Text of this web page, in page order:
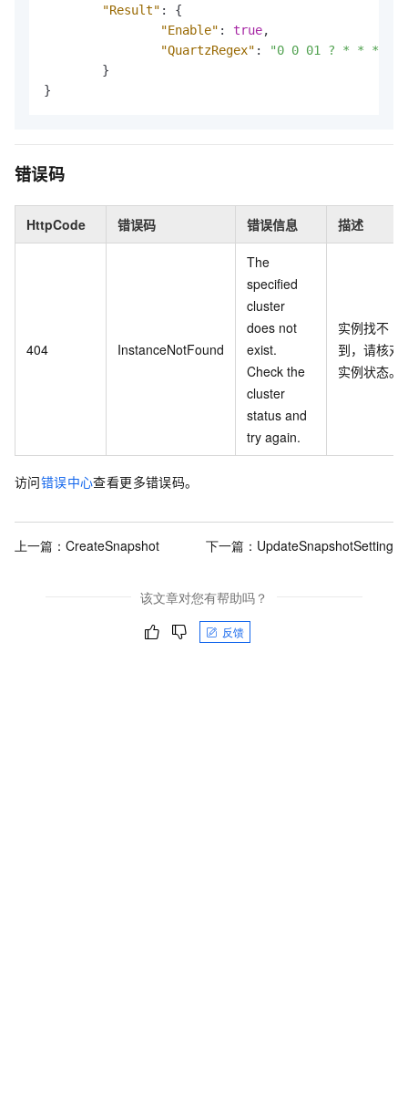
"Result" :
{
"Enable" : true,
"QuartzRegex" :
"0 0 01 ? * * *"
}
}
错误码
HttpCode 错误码 错误信息 描述
404 InstanceNotFound
The
specified
cluster
does not
exist.
Check the
cluster
status and
try again.
实例找不
到，请核对
实例状态。
访问错误中心查看更多错误码。
上一篇： CreateSnapshot 下一篇： UpdateSnapshotSetting
该文章对您有帮助吗？
反馈